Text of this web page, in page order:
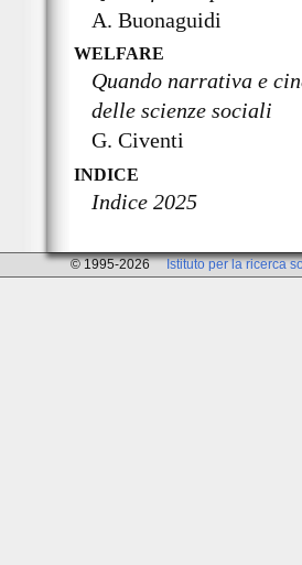
A. Buonaguidi
WELFARE
Quando narrativa e
delle scienze sociali
G. Civenti
INDICE
Indice 2025
© 1995-2026 Istituto per la ricerca